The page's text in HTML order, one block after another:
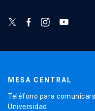
MESA CENTRAL
Teléfono para
Universidad.